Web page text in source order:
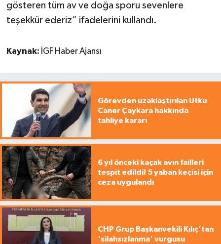
gösteren tüm av ve doğa sporu sevenlere
teşekkür ederiz” ifadelerini kullandı.
Kaynak: İGF Haber Ajansı
Görevden uzaklaştırılan Utku
Caner Çaykara hakkında
tahliye kararı
6 yıl önceki kaçak avın failleri
tespit edildi! 5 yaban keçisi için
ceza uygulandı
CHP Grup Başkanvekili Kılıç'tan
'silahsızlanma' vurgusu